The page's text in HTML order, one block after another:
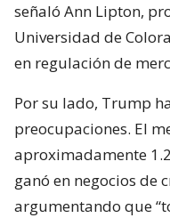
señaló Ann Lipton,
Universidad de
en regulación de
Por su lado, Trump
preocupaciones. El
aproximadamente
ganó en negocios de
argumentando que